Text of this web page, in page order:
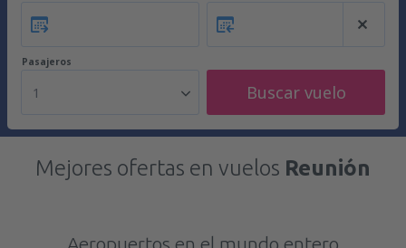
Pasajeros
1 Buscar vuelo
Mejores ofertas en vuelos Reunión
Aeropuertos en el mundo entero